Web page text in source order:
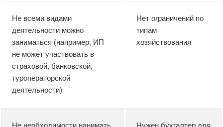
Не всеми видами
деятельности можно
заниматься (например, ИП
не может участвовать в
страховой, банковской,
туроператорской
деятельности)
Нет ограничений по
типам
хозяйствования
Не необходимости нанимать Нужен бухгалтер для